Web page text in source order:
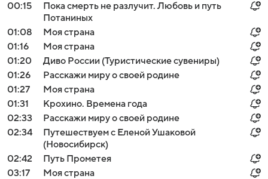
00:15
Пока смерть не разлучит. Любовь и путь
Потаниных
01:08
Моя страна
01:16
Моя страна
01:20
Диво России (Туристические сувениры)
01:26
Расскажи миру о своей родине
01:27
Моя страна
01:31
Крохино. Времена года
02:33
Расскажи миру о своей родине
02:34
Путешествуем с Еленой Ушаковой
(Новосибирск)
02:42
Путь Прометея
03:17
Моя страна